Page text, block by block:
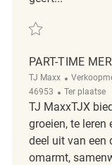
Redden Part Time
PART-TIME
TJ Maxx Categorie
46953
Afgelegen
Ter plaatse
TJ MaxxTJX
groeien, te
deel uit van
omarmt,